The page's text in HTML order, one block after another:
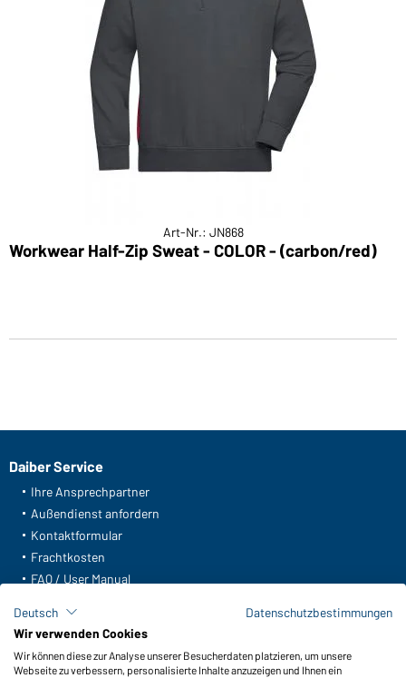
Art-Nr.: JN868
Workwear Half-Zip Sweat - COLOR - (carbon/red)
Daiber Service
Ihre Ansprechpartner
Außendienst anfordern
Kontaktformular
Frachtkosten
FAQ / User Manual
Meldeportal nach Hinweisgeberschutz
Funktionen & Pflege
Deutsch
Datenschutzbestimmungen
Wir verwenden Cookies
Wir können diese zur Analyse unserer Besucherdaten platzieren, um unsere
Webseite zu verbessern, personalisierte Inhalte anzuzeigen und Ihnen ein